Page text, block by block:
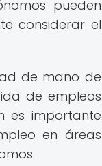
pueden
considerar el
de mano de
de empleos
es importante
en áreas